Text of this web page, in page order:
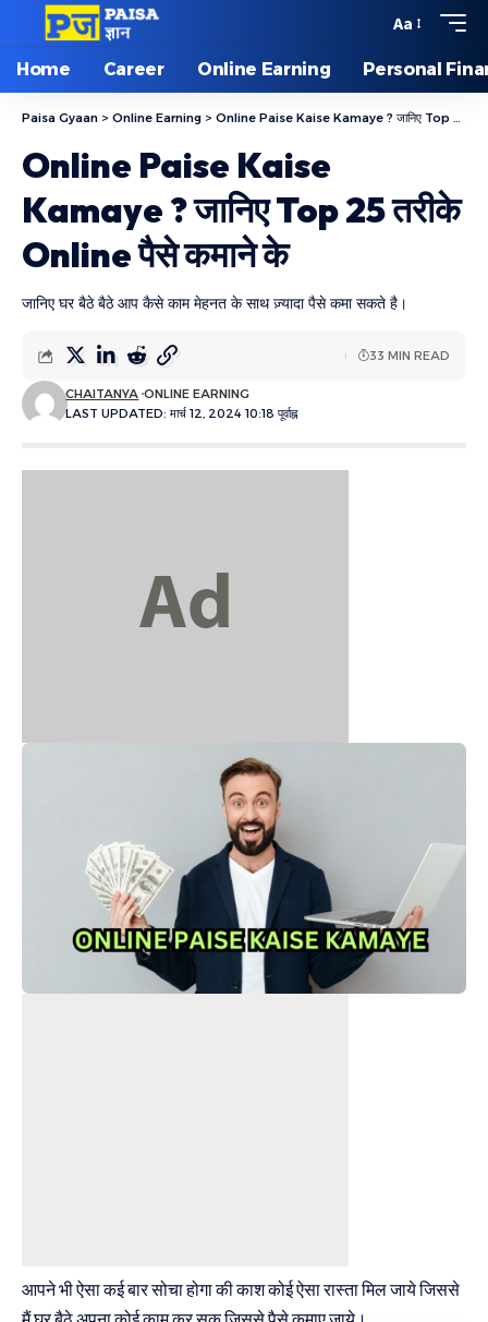
Aa
Home Career Online Earning Personal
Paisa Gyaan > Online Earning > Online Paise Kaise Kamaye ? जानिए Top 25 तरीके Online पैसे कमाने के
Online Paise Kaise
Kamaye ? जानिए Top 25 तरीके
Online पैसे कमाने के
जानिए घर बैठे बैठे आप कैसे काम मेहनत के साथ ज़्यादा पैसे कमा सकते है।
LAST UPDATED: मार्च 12, 2024 10:18 पूर्वाह्न
CHAITANYA ONLINE EARNING
33 MIN READ
आपने भी ऐसा कई बार सोचा होगा की काश कोई ऐसा रास्ता मिल जाये जिससे